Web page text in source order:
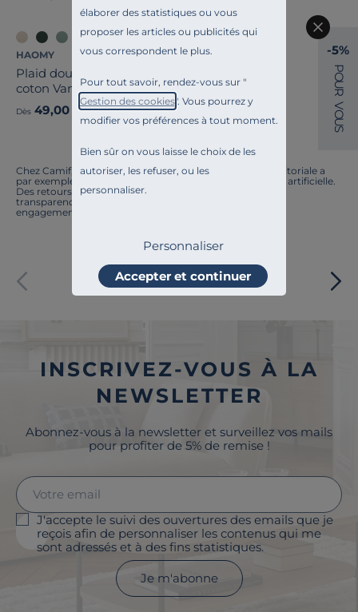
élaborer des statistiques ou vous
proposer les articles ou publicités qui
vous correspondent le plus.
Pour tout savoir, rendez-vous sur "
Gestion des cookies". Vous pourrez y
modifier vos préférences à tout moment.
Bien sûr on vous laisse le choix de les
autoriser, les refuser, ou les
personnaliser.
Personnaliser
Accepter et continuer
+2
HAOMY
Plaid double voile de
coton Vanly
Dès 49,00 €
Chez Camif, on innove en permanence. Notre équipe éditoriale a
par exemple généré cette page à l'aide d'une intelligence artificielle.
Des retours ? Nous sommes à l'écoute. Tout comme la
transparence, l'amélioration continue fait partie de nos
engagements.
Paiement sécurisé
INSCRIVEZ-VOUS À LA
NEWSLETTER
Abonnez-vous à la newsletter et surveillez vos mails
pour profiter de 5% de remise !
J'accepte le suivi des ouvertures des emails que je
reçois afin de personnaliser les contenus qui me
sont adressés et à des fins statistiques.
Je m'abonne
-5%
P
O
U
R
V
O
U
S